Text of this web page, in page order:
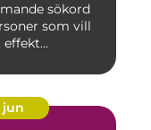
sökord
som vill
jun